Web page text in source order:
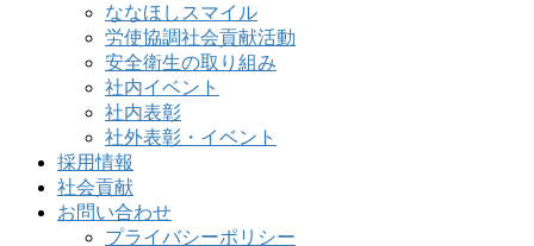
ななほしスマイル
労使協調社会貢献活動
安全衛生の取り組み
社内イベント
社内表彰
社外表彰・イベント
採用情報
社会貢献
お問い合わせ
プライバシーポリシー